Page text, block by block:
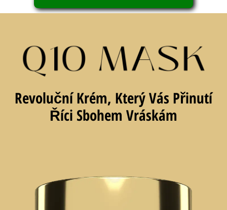
Revoluční Krém, Který Vás Přinutí
Říci Sbohem Vráskám